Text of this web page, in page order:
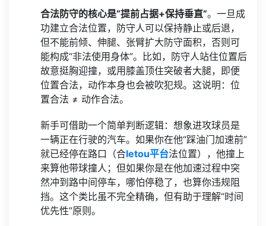
合法防守的核心是“提前占据+保持垂直”。一旦成
功建立合法位置，防守人可以保持静止或后退，
但不能前倾、伸腿、张臂扩大防守面积，否则可
能构成“非法使用身体”。比如，防守人站住位置后
故意挺胸迎撞，或用膝盖顶住突破者大腿，即便
位置合法，动作本身也会被吹犯规。这说明：位
置合法 ≠ 动作合法。
新手可借助一个简单判断逻辑：想象进攻球员是
一辆正在行驶的汽车。如果你在他“踩油门加速前”
就已经停在路口（合letou平台法位置），他撞上
来算他带球撞人；但如果你是在他加速过程中突
然冲到路中间停车，哪怕停稳了，也算你违规阻
挡。这个类比虽不完全精确，但有助于理解“时间
优先性”原则。